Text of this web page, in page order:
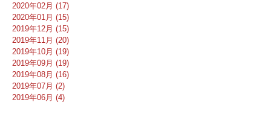
2020年02月 (17)
2020年01月 (15)
2019年12月 (15)
2019年11月 (20)
2019年10月 (19)
2019年09月 (19)
2019年08月 (16)
2019年07月 (2)
2019年06月 (4)